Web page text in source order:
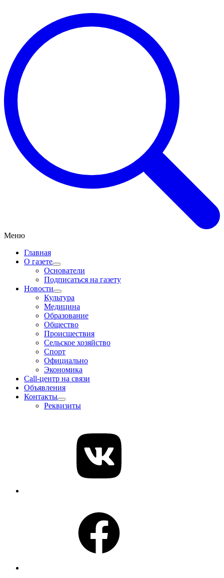
Меню
Главная
О газете
Основатели
Подписаться на газету
Новости
Культура
Медицина
Образование
Общество
Происшествия
Сельское хозяйство
Спорт
Официально
Экономика
Call-центр на связи
Объявления
Контакты
Реквизиты